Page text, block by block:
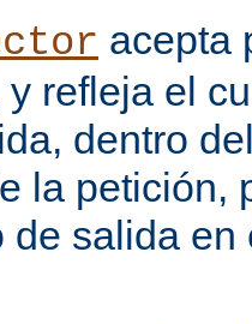
acepta
y refleja el
dentro
la petición,
de salida